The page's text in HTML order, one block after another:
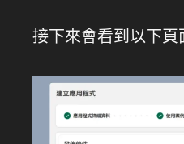
接下來會看到以下頁